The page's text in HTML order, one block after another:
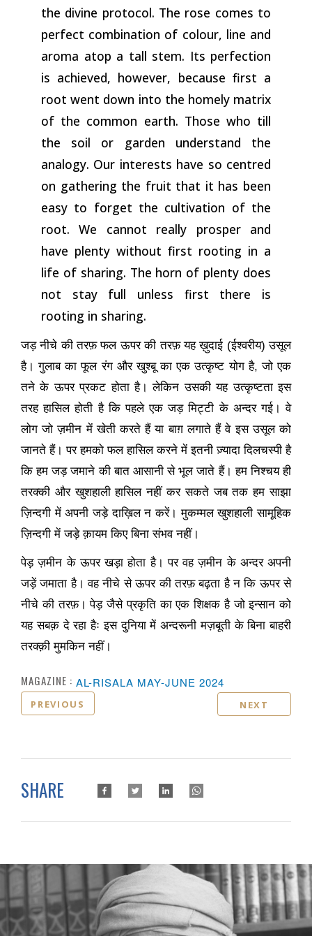
the divine protocol. The rose comes to
perfect combination of colour, line and
aroma atop a tall stem. Its perfection
is achieved, however, because first a
root went down into the homely matrix
of the common earth. Those who till
the soil or garden understand the
analogy. Our interests have so centred
on gathering the fruit that it has been
easy to forget the cultivation of the
root. We cannot really prosper and
have plenty without first rooting in a
life of sharing. The horn of plenty does
not stay full unless first there is
rooting in sharing.
जड़ नीचे की तरफ़ फल ऊपर की तरफ़ यह ख़ुदाई (ईश्वरीय) उसूल
है। गुलाब का फूल रंग और खुश्बू का एक उत्कृष्ट योग है,जो एक
तने के ऊपर प्रकट होता है। लेकिन उसकी यह उत्कृष्टता इस
तरह हासिल होती है कि पहले एक जड़ मिट्टी के अन्दर गई। वे
लोग जो ज़मीन में खेती करते हैं या बाग़ लगाते हैं वे इस उसूल को
जानते हैं। पर हमको फल हासिल करने में इतनी ज़्यादा दिलचस्पी है
कि हम जड़ जमाने की बात आसानी से भूल जाते हैं। हम निश्चय ही
तरक्की और खुशहाली हासिल नहीं कर सकते जब तक हम साझा
ज़िन्दगी में अपनी जड़े दाख़िल न करें। मुकम्मल खुशहाली सामूहिक
ज़िन्दगी में जड़े क़ायम किए बिना संभव नहीं।
पेड़ ज़मीन के ऊपर खड़ा होता है। पर वह ज़मीन के अन्दर अपनी
जड़ें जमाता है। वह नीचे से ऊपर की तरफ़ बढ़ता है न कि ऊपर से
नीचे की तरफ़। पेड़ जैसे प्रकृति का एक शिक्षक है जो इन्सान को
यह सबक़ दे रहा हैः इस दुनिया में अन्दरूनी मज़बूती के बिना बाहरी
तरक्क़ी मुमकिन नहीं।
MAGAZINE : AL-RISALA MAY-JUNE 2024
PREVIOUS NEXT
SHARE